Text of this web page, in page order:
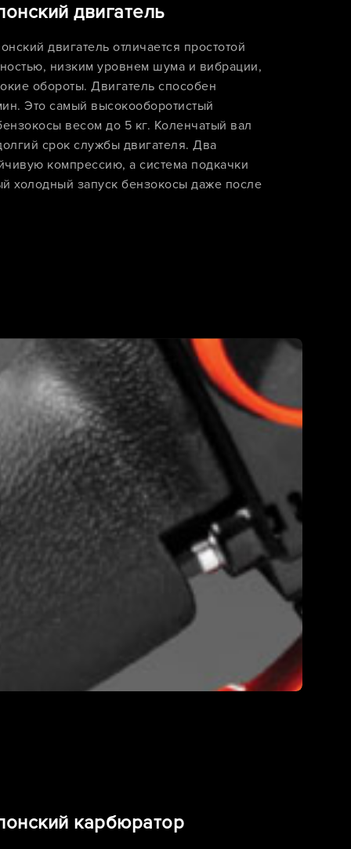
двигатель
двигатель отличается простотой
низким уровнем шума и вибрации,
обороты. Двигатель способен
Это самый высокооборотистый
весом до 5 кг. Коленчатый вал
срок службы двигателя. Два
компрессию, а система подкачки
холодный запуск бензокосы даже после
карбюратор